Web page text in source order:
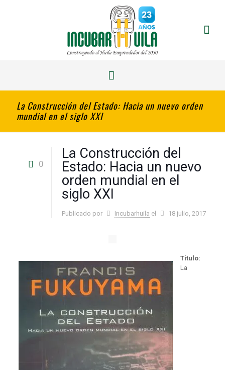
La Construcción del Estado: Hacia un nuevo orden
mundial en el siglo XXI
0
La Construcción del
Estado: Hacia un nuevo
orden mundial en el
siglo XXI
Publicado por Incubarhuila el 18 julio, 2017
Titulo:
La